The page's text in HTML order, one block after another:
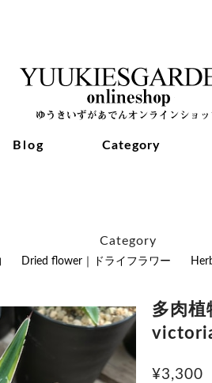
Blog Category
Category
Dried flower｜ドライフラワー
多肉
¥3,300